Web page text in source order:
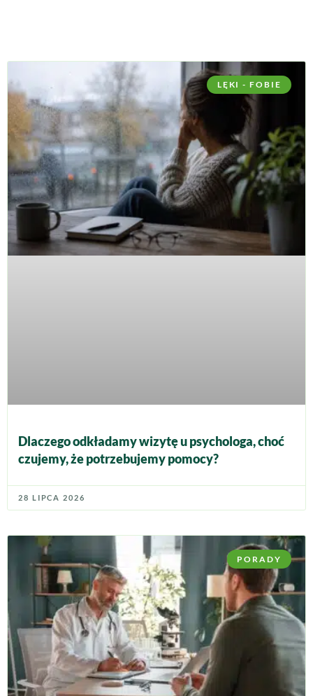
LĘKI - FOBIE
Dlaczego odkładamy wizytę u psychologa, choć
czujemy, że potrzebujemy pomocy?
28 LIPCA 2026
PORADY